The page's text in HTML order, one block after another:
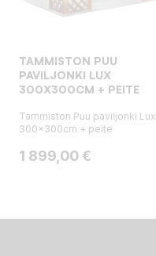
TAMMISTON PUU
PAVILJONKI LUX
300X300CM + PEITE
Tammiston Puu paviljonki Lux
300x300cm + peite
Hinta
1 899,00 €